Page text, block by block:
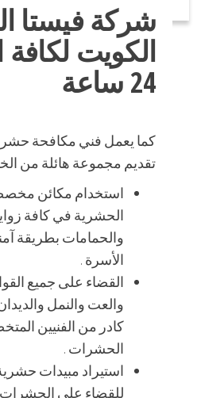
شركة فيستا
الكويت
24 ساعة
كما يعمل فني مكافحة
تقديم مجموعة هائلة من
استخدام مكائن
الحشرية في كافة
والحمامات بطريقة
الأسرة .
القضاء على جميع
والعت والنمل
كادر من الفنيين
الحشرات .
استيراد مبيدات
للقضاء على